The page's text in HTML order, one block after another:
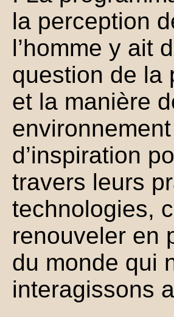
la perception
l’homme y ait
question de la
et la manière
d’inspiration
travers leurs
technologies,
renouveler en
du monde qui
interagissons